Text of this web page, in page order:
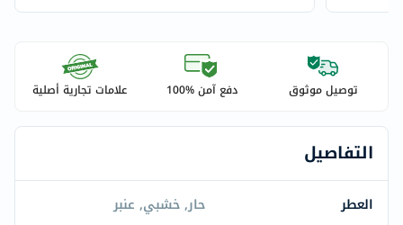
توصيل موثوق دفع آمن %100 علامات تجارية أصلية
التفاصيل
العطر
حار, خشبي, عنبر